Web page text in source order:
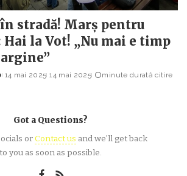
stradă! Marș pentru
la Vot! „Nu mai e timp
14 mai 2025 14 mai 2025
minute durată citire
Got a Questions?
orContact us and we’ll get back
to you as soon as possible.